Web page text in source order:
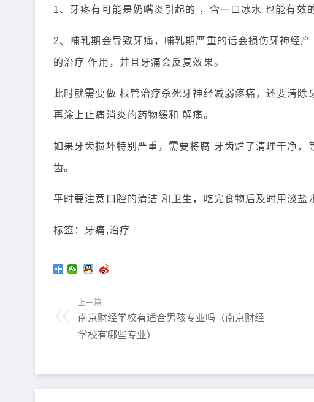
1、牙疼有可能是奶嘴炎引起的 ，含一口冰水 也能有效
2、哺乳期会导致牙痛，哺乳期严重的话会损伤牙神经
的治疗 作用，并且牙痛会反复效果。
此时就需要做 根管治疗杀死牙神经减弱疼痛，还要清
再涂上止痛消炎的药物缓和 解痛。
如果牙齿损坏特别严重，需要将腐 牙齿烂了清理干净
齿。
平时要注意口腔的清洁 和卫生，吃完食物后及时用淡盐
标签：牙痛,治疗
上一篇:
南京财经学校有适合男孩专业吗（南京财经
学校有哪些专业）